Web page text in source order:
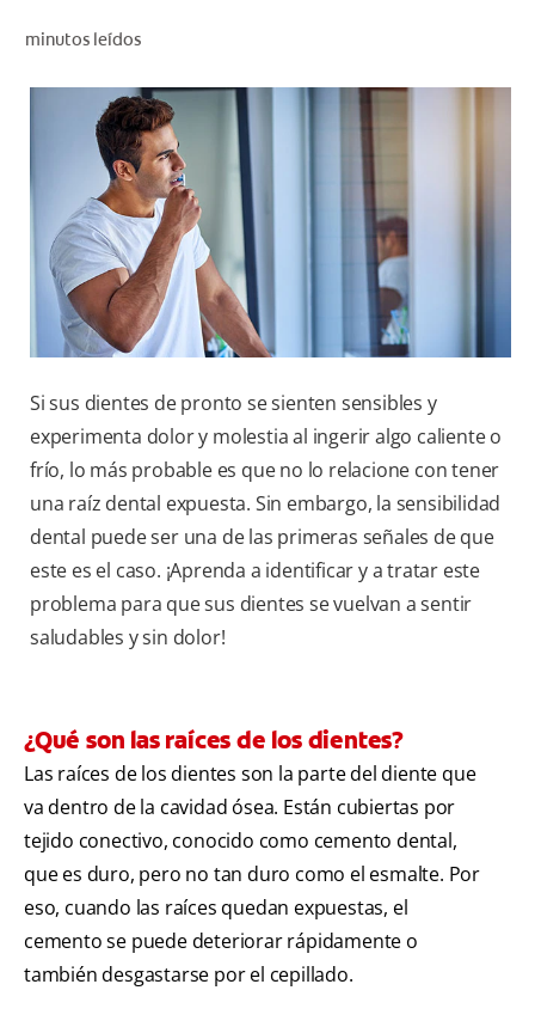
minutos leídos
Si sus dientes de pronto se sienten sensibles y
experimenta dolor y molestia al ingerir algo caliente o
frío, lo más probable es que no lo relacione con tener
una raíz dental expuesta. Sin embargo, la sensibilidad
dental puede ser una de las primeras señales de que
este es el caso. ¡Aprenda a identificar y a tratar este
problema para que sus dientes se vuelvan a sentir
saludables y sin dolor!
¿Qué son las raíces de los dientes?
Las raíces de los dientes son la parte del diente que
va dentro de la cavidad ósea. Están cubiertas por
tejido conectivo, conocido como cemento dental,
que es duro, pero no tan duro como el esmalte. Por
eso, cuando las raíces quedan expuestas, el
cemento se puede deteriorar rápidamente o
también desgastarse por el cepillado.